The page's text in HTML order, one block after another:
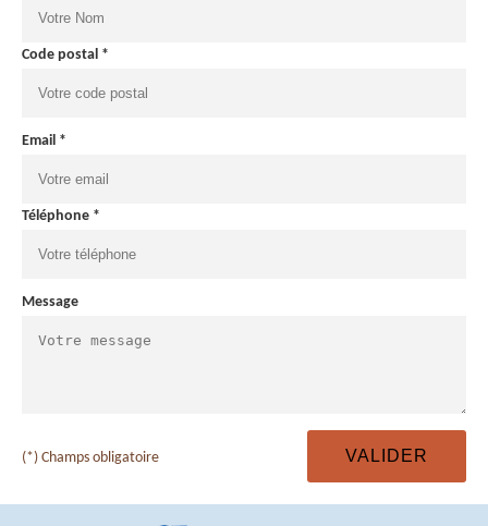
Code postal *
Email *
Téléphone *
Message
(*) Champs obligatoire